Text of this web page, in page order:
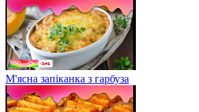
М'ясна запіканка з гарбуза